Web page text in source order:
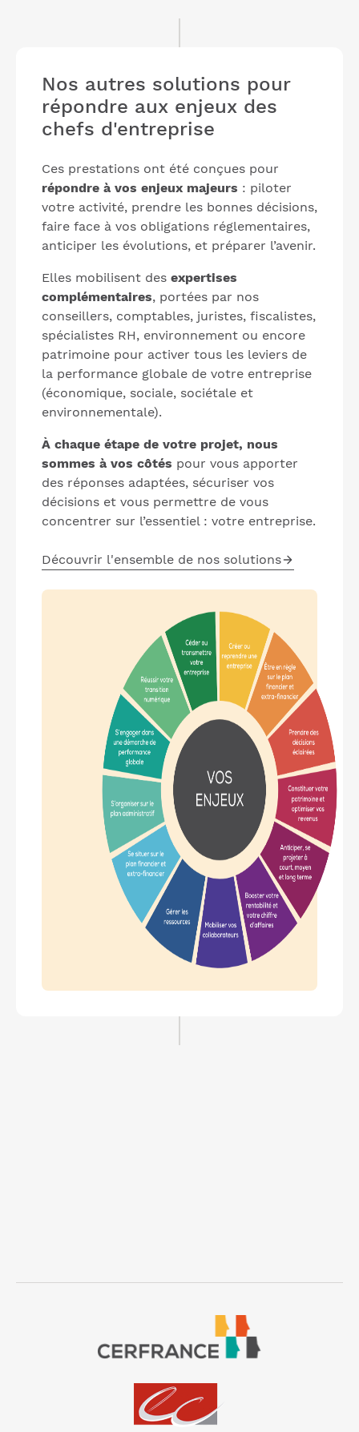
Nos autres solutions pour
répondre aux enjeux des
chefs d'entreprise
Ces prestations ont été conçues pour
répondre à vos enjeux majeurs : piloter
votre activité, prendre les bonnes décisions,
faire face à vos obligations réglementaires,
anticiper les évolutions, et préparer l’avenir.
Elles mobilisent des expertises
complémentaires, portées par nos
conseillers, comptables, juristes, fiscalistes,
spécialistes RH, environnement ou encore
patrimoine pour activer tous les leviers de
la performance globale de votre entreprise
(économique, sociale, sociétale et
environnementale).
À chaque étape de votre projet, nous
sommes à vos côtés pour vous apporter
des réponses adaptées, sécuriser vos
décisions et vous permettre de vous
concentrer sur l’essentiel : votre entreprise.
Découvrir l'ensemble de nos solutions